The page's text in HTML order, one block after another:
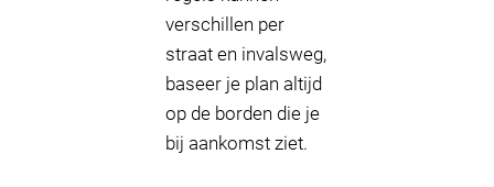
verschillen per
straat en invalsweg,
baseer je plan altijd
op de borden die je
bij aankomst ziet.